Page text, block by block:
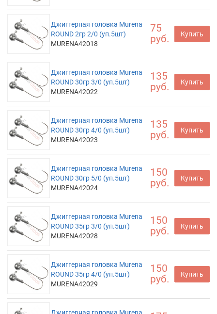
Джиггерная головка Murena
ROUND 2гр 2/0 (уп.5шт)
MURENA42018
75
руб.
Купить
Джиггерная головка Murena
ROUND 30гр 3/0 (уп.5шт)
MURENA42022
135
руб.
Купить
Джиггерная головка Murena
ROUND 30гр 4/0 (уп.5шт)
MURENA42023
135
руб.
Купить
Джиггерная головка Murena
ROUND 30гр 5/0 (уп.5шт)
MURENA42024
150
руб.
Купить
Джиггерная головка Murena
ROUND 35гр 3/0 (уп.5шт)
MURENA42028
150
руб.
Купить
Джиггерная головка Murena
ROUND 35гр 4/0 (уп.5шт)
MURENA42029
150
руб.
Купить